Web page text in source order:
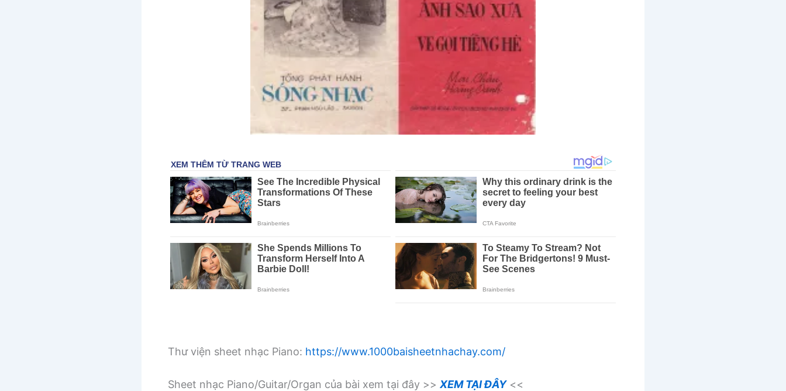
Thư viện sheet nhạc Piano: https://www.1000baisheetnhachay.com/
Sheet nhạc Piano/Guitar/Organ của bài xem tại đây >> XEM TẠI ĐÂY<<